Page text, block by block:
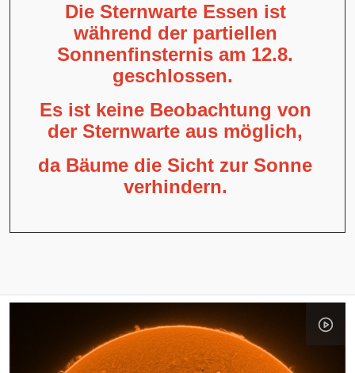
Die Sternwarte Essen ist
während der partiellen
Sonnenfinsternis am 12.8.
geschlossen.
Es ist keine Beobachtung von
der Sternwarte aus möglich,
da Bäume die Sicht zur Sonne
verhindern.